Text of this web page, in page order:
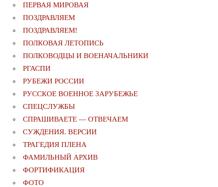
ПЕРВАЯ МИРОВАЯ
ПОЗДРАВЛЯЕМ
ПОЗДРАВЛЯЕМ!
ПОЛКОВАЯ ЛЕТОПИСЬ
ПОЛКОВОДЦЫ И ВОЕНАЧАЛЬНИКИ
РГАСПИ
РУБЕЖИ РОССИИ
РУССКОЕ ВОЕННОЕ ЗАРУБЕЖЬЕ
СПЕЦСЛУЖБЫ
СПРАШИВАЕТЕ — ОТВЕЧАЕМ
СУЖДЕНИЯ. ВЕРСИИ
ТРАГЕДИЯ ПЛЕНА
ФАМИЛЬНЫЙ АРХИВ
ФОРТИФИКАЦИЯ
ФОТО